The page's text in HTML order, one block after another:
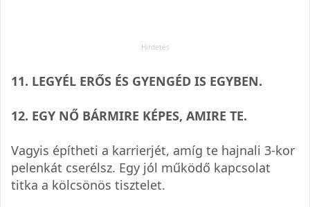
11. LEGYÉL ERŐS ÉS GYENGÉD IS EGYBEN.
12. EGY NŐ BÁRMIRE KÉPES, AMIRE TE.
Vagyis építheti a kar­ri­er­jét, amíg te haj­nali 3-kor
pelen­kát cse­rélsz. Egy jól működő kap­cso­lat
titka a köl­csö­nös tisztelet.